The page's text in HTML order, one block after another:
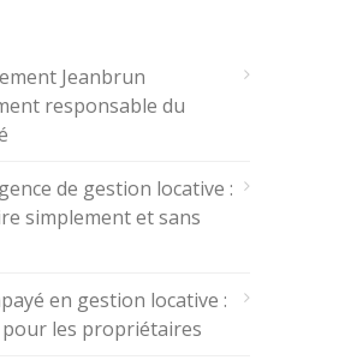
Jeanbrun
responsable du
de gestion locative :
simplement et sans
en gestion locative :
pour les propriétaires